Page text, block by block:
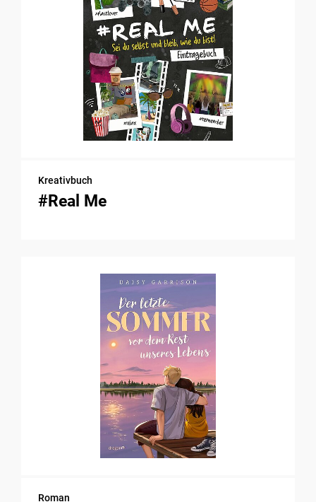
Kreativbuch
#Real Me
Roman